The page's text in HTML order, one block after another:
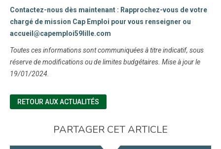
Contactez-nous dès maintenant : Rapprochez-vous de votre
chargé de mission Cap Emploi pour vous renseigner ou
accueil@capemploi59lille.com
Toutes ces informations sont communiquées à titre indicatif, sous
réserve de modifications ou de limites budgétaires. Mise à jour le
19/01/2024.
RETOUR AUX ACTUALITÉS
PARTAGER CET ARTICLE